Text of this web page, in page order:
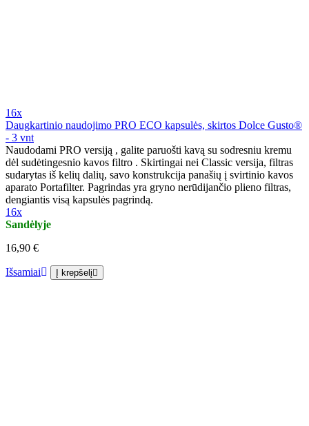
16x
Daugkartinio naudojimo PRO ECO kapsulės, skirtos Dolce Gusto®
- 3 vnt
Naudodami PRO versiją , galite paruošti kavą su sodresniu kremu
dėl sudėtingesnio kavos filtro . Skirtingai nei Classic versija, filtras
sudarytas iš kelių dalių, savo konstrukcija panašių į svirtinio kavos
aparato Portafilter. Pagrindas yra gryno nerūdijančio plieno filtras,
dengiantis visą kapsulės pagrindą.
16x
Sandėlyje
16,90 €
Išsamiai Į krepšelį